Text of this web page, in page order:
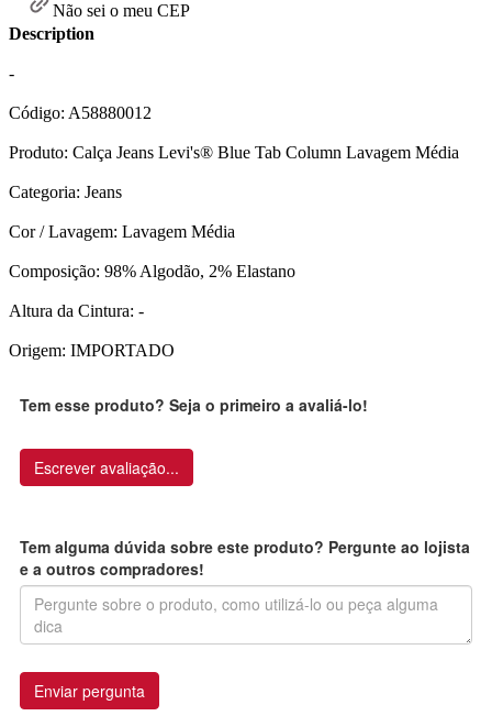
Não sei o meu CEP
Description
-
Código: A58880012
Produto: Calça Jeans Levi's® Blue Tab Column Lavagem Média
Categoria: Jeans
Cor / Lavagem: Lavagem Média
Composição: 98% Algodão, 2% Elastano
Altura da Cintura: -
Origem: IMPORTADO
Tem esse produto? Seja o primeiro a avaliá-lo!
Escrever avaliação...
Tem alguma dúvida sobre este produto? Pergunte ao lojista
e a outros compradores!
Enviar pergunta